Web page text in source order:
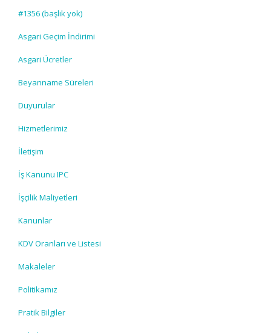
#1356 (başlık yok)
Asgari Geçim İndirimi
Asgari Ücretler
Beyanname Süreleri
Duyurular
Hizmetlerimiz
İletişim
İş Kanunu IPC
İşçilik Maliyetleri
Kanunlar
KDV Oranları ve Listesi
Makaleler
Politikamız
Pratik Bilgiler